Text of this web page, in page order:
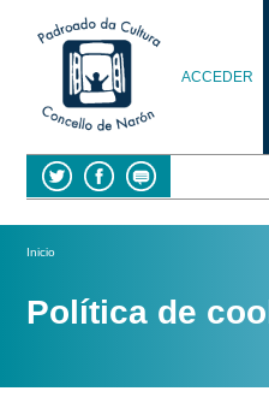
ACCEDER
Vostede está aquí
Inicio
Política de